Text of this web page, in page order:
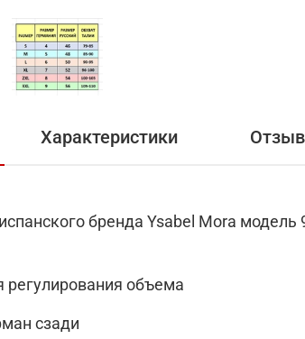
Характеристики
бренда Ysabel Mora модель
регулирования объема
сзади